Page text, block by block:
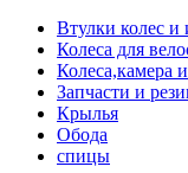
Втулки колес
Колеса для
Колеса,камера
Запчасти и
Крылья
Обода
спицы